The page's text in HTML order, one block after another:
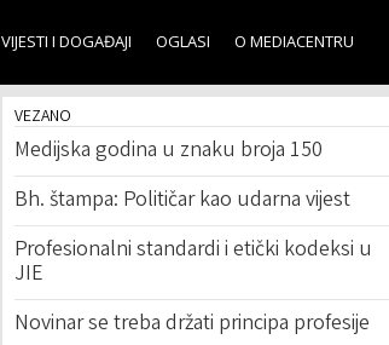
VIJESTI I DOGAĐAJI OGLASI O MEDIACENTRU
VEZANO
Medijska godina u znaku broja 150
Bh. štampa: Političar kao udarna vijest
Profesionalni standardi i etički kodeksi u
JIE
Novinar se treba držati principa profesije